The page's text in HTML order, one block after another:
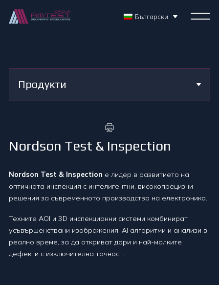
Български
Продукти
Nordson Test & Inspection
Nordson Test & Inspection е лидер в развитието на
оптичната инспекция с интелигентни, високопрецизни
решения за съвременното производство на електроника.
Техните AOI и 3D инспекционни системи комбинират
усъвършенствани изображения, AI алгоритми и анализи в
реално време, за да откриват дори и най-малките
дефекти с изключителна точност.